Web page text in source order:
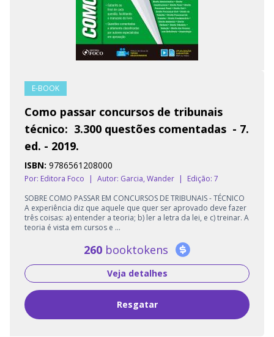
E-BOOK
Como passar concursos de tribunais
técnico: 3.300 questões comentadas - 7.
ed. - 2019.
ISBN: 9786561208000
Por: Editora Foco | Autor: Garcia, Wander |
Edição: 7
SOBRE COMO PASSAR EM CONCURSOS DE TRIBUNAIS - TÉCNICO
A experiência diz que aquele que quer ser aprovado deve fazer
três coisas: a) entender a teoria; b) ler a letra da lei, e c) treinar. A
teoria é vista em cursos e ...
260 booktokens
Veja detalhes
Resgatar